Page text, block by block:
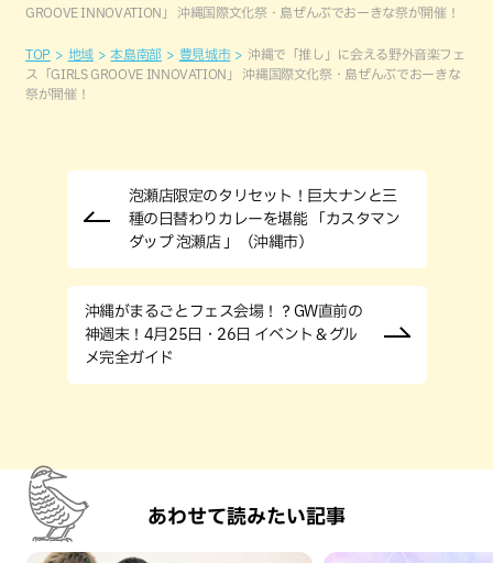
GROOVE INNOVATION」 沖縄国際文化祭・島ぜんぶでおーきな祭が開催！
TOP 地域 本島南部 豊見城市
沖縄で「推し」に会える野外音楽フェ
ス「GIRLS GROOVE INNOVATION」 沖縄国際文化祭・島ぜんぶでおーきな
祭が開催！
泡瀬店限定のタリセット！巨大ナンと三
種の日替わりカレーを堪能 「カスタマン
ダップ 泡瀬店 」（沖縄市）
沖縄がまるごとフェス会場！？GW直前の
神週末！4月25日・26日 イベント＆グル
メ完全ガイド
あわせて読みたい記事